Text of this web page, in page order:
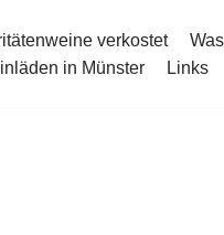
verkostet
in Münster
Links